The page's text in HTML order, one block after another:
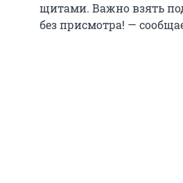
щитами. Важно взять
без присмотра! —